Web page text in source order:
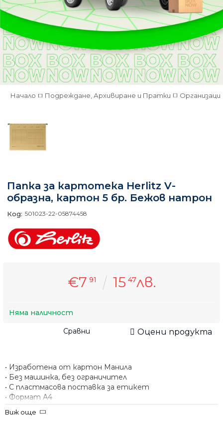
Начало Подреждане, Архивиране и Пратки
Папка за картотека Herlitz V-
образна, картон 5 бр. Бежов натрон
Код: 501023-22-05874458
€7 91 15 47лв.
Няма наличност
Сравни Оцени продукта
• Изработена от картон Манила
• Без машинка, без ограничител
• С пластмасова поставка за етикет
• Формат А4
• 5 броя в опаковка
• С метална шина за окачване
Виж още